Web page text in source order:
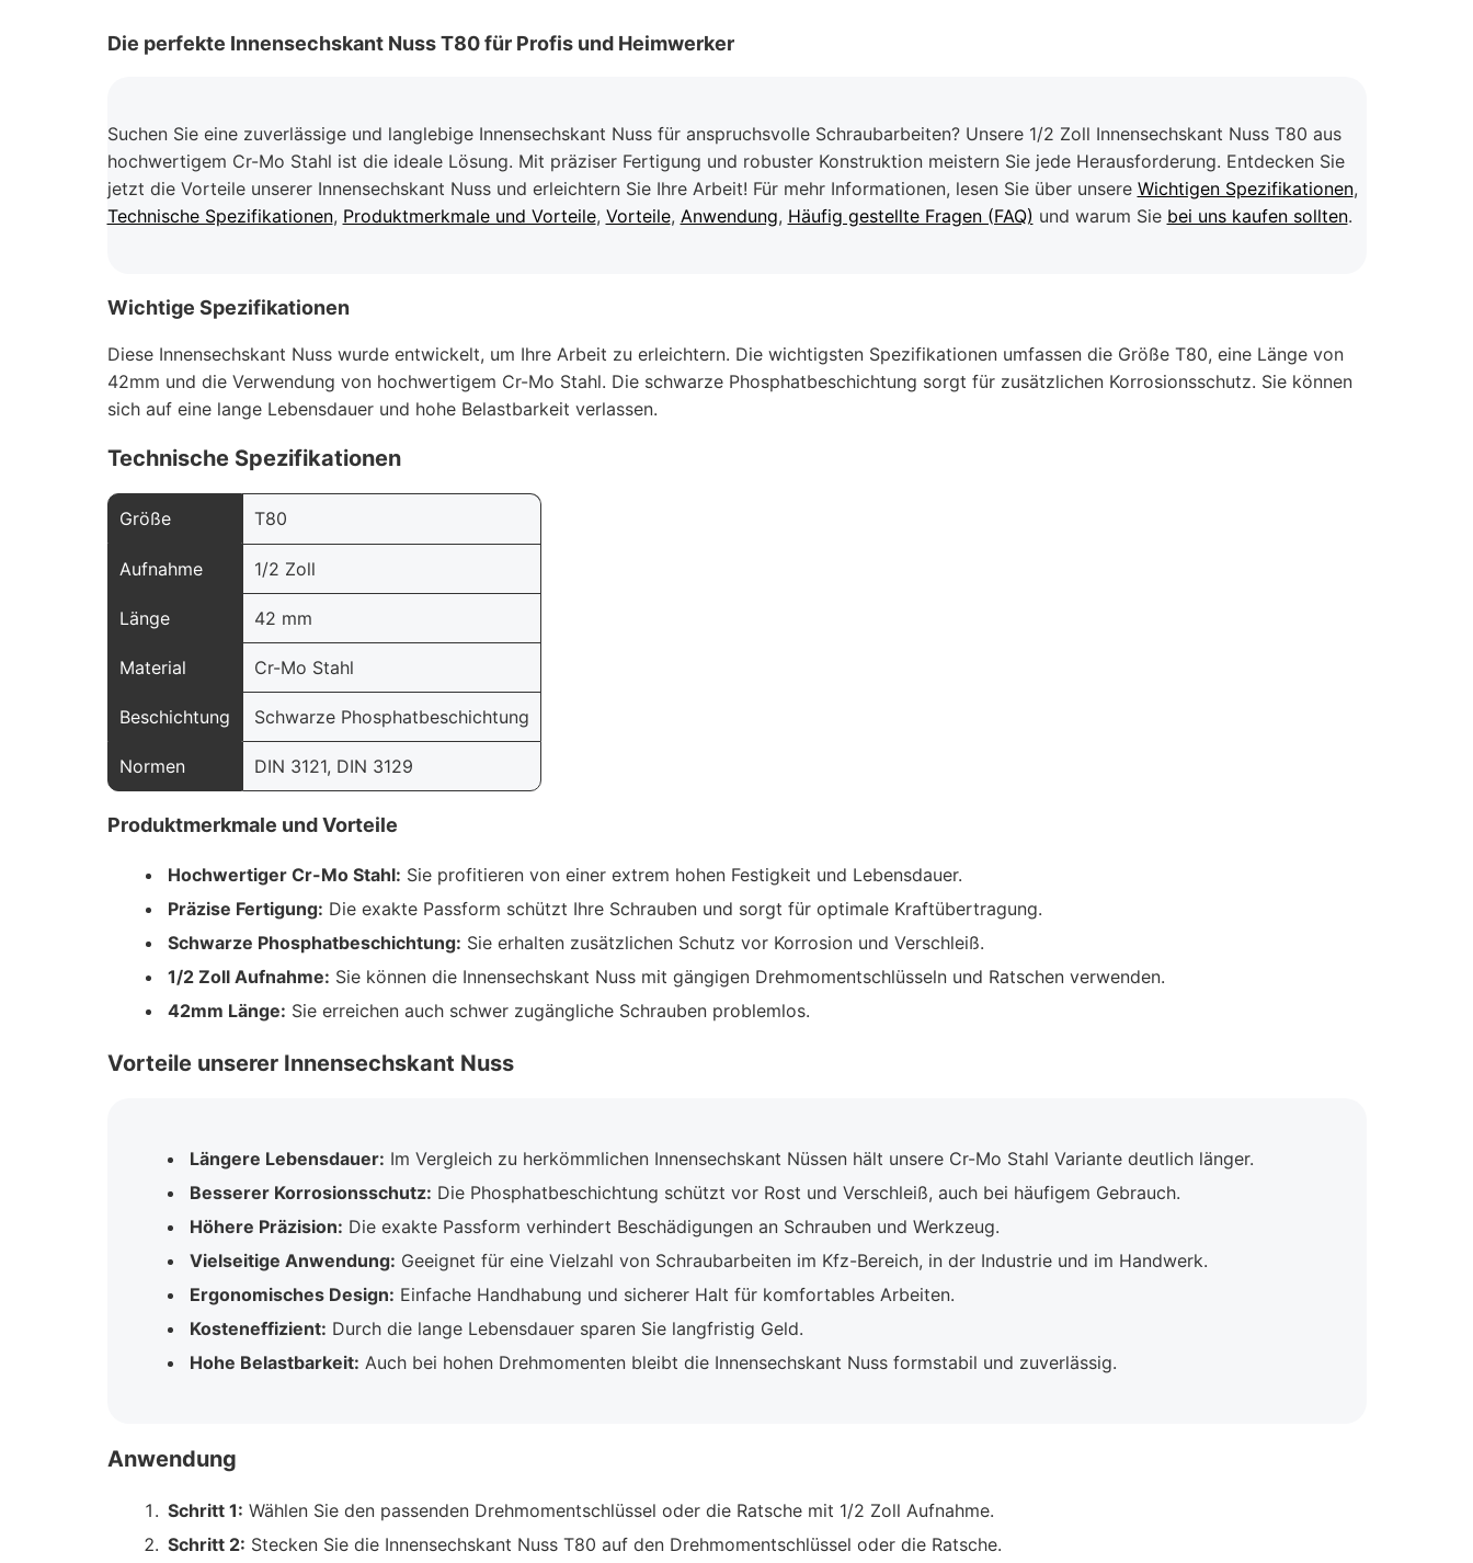
Die perfekte Innensechskant Nuss T80 für Profis und Heimwerker
Suchen Sie eine zuverlässige und langlebige Innensechskant Nuss für anspruchsvolle Schraubarbeiten? Unsere 1/2 Zoll Innensechskant Nuss T80 aus
hochwertigem Cr-Mo Stahl ist die ideale Lösung. Mit präziser Fertigung und robuster Konstruktion meistern Sie jede Herausforderung. Entdecken Sie
jetzt die Vorteile unserer Innensechskant Nuss und erleichtern Sie Ihre Arbeit! Für mehr Informationen, lesen Sie über unsere Wichtigen Spezifikationen,
Technische Spezifikationen, Produktmerkmale und Vorteile, Vorteile, Anwendung, Häufig gestellte Fragen (FAQ) und warum Sie bei uns kaufen sollten.
Wichtige Spezifikationen
Diese Innensechskant Nuss wurde entwickelt, um Ihre Arbeit zu erleichtern. Die wichtigsten Spezifikationen umfassen die Größe T80, eine Länge von
42mm und die Verwendung von hochwertigem Cr-Mo Stahl. Die schwarze Phosphatbeschichtung sorgt für zusätzlichen Korrosionsschutz. Sie können
sich auf eine lange Lebensdauer und hohe Belastbarkeit verlassen.
Technische Spezifikationen
Größe T80
Aufnahme 1/2 Zoll
Länge 42 mm
Material Cr-Mo Stahl
Beschichtung Schwarze Phosphatbeschichtung
Normen DIN 3121, DIN 3129
Produktmerkmale und Vorteile
Hochwertiger Cr-Mo Stahl: Sie profitieren von einer extrem hohen Festigkeit und Lebensdauer.
Präzise Fertigung: Die exakte Passform schützt Ihre Schrauben und sorgt für optimale Kraftübertragung.
Schwarze Phosphatbeschichtung: Sie erhalten zusätzlichen Schutz vor Korrosion und Verschleiß.
1/2 Zoll Aufnahme: Sie können die Innensechskant Nuss mit gängigen Drehmomentschlüsseln und Ratschen verwenden.
42mm Länge: Sie erreichen auch schwer zugängliche Schrauben problemlos.
Vorteile unserer Innensechskant Nuss
Längere Lebensdauer: Im Vergleich zu herkömmlichen Innensechskant Nüssen hält unsere Cr-Mo Stahl Variante deutlich länger.
Besserer Korrosionsschutz: Die Phosphatbeschichtung schützt vor Rost und Verschleiß, auch bei häufigem Gebrauch.
Höhere Präzision: Die exakte Passform verhindert Beschädigungen an Schrauben und Werkzeug.
Vielseitige Anwendung: Geeignet für eine Vielzahl von Schraubarbeiten im Kfz-Bereich, in der Industrie und im Handwerk.
Ergonomisches Design: Einfache Handhabung und sicherer Halt für komfortables Arbeiten.
Kosteneffizient: Durch die lange Lebensdauer sparen Sie langfristig Geld.
Hohe Belastbarkeit: Auch bei hohen Drehmomenten bleibt die Innensechskant Nuss formstabil und zuverlässig.
Anwendung
Schritt 1: Wählen Sie den passenden Drehmomentschlüssel oder die Ratsche mit 1/2 Zoll Aufnahme.
Schritt 2: Stecken Sie die Innensechskant Nuss T80 auf den Drehmomentschlüssel oder die Ratsche.